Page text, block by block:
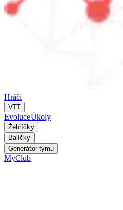
Hráči
VTT
EvoluceÚkoly
Žebříčky
Balíčky
Generátor týmu
MyClub